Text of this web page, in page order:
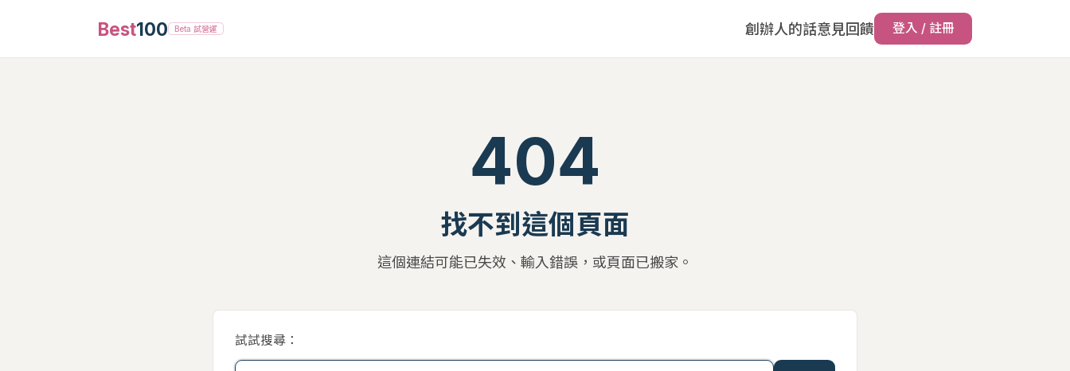
Best100 Beta 試營運 創辦人的話意見回饋 登入 / 註冊
404
找不到這個頁面
這個連結可能已失效、輸入錯誤，或頁面已搬家。
試試搜尋：